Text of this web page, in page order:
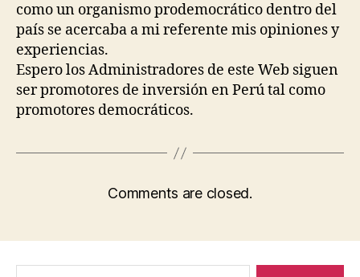
como un organismo prodemocrático dentro del
país se acercaba a mi referente mis opiniones y
experiencias.
Espero los Administradores de este Web siguen
ser promotores de inversión en Perú tal como
promotores democráticos.
Comments are closed.